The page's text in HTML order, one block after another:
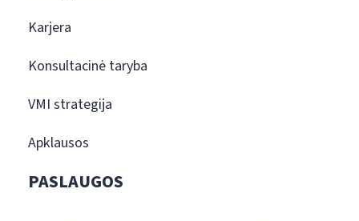
Karjera
Konsultacinė taryba
VMI strategija
Apklausos
PASLAUGOS